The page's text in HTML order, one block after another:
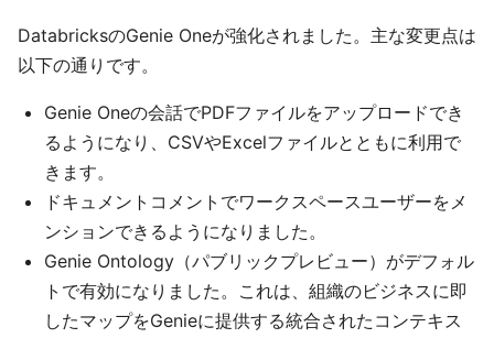
DatabricksのGenie Oneが強化されました。主な変更点は
以下の通りです。
Genie Oneの会話でPDFファイルをアップロードでき
るようになり、CSVやExcelファイルとともに利用で
きます。
ドキュメントコメントでワークスペースユーザーをメ
ンションできるようになりました。
Genie Ontology（パブリックプレビュー）がデフォル
トで有効になりました。これは、組織のビジネスに即
したマップをGenieに提供する統合されたコンテキス